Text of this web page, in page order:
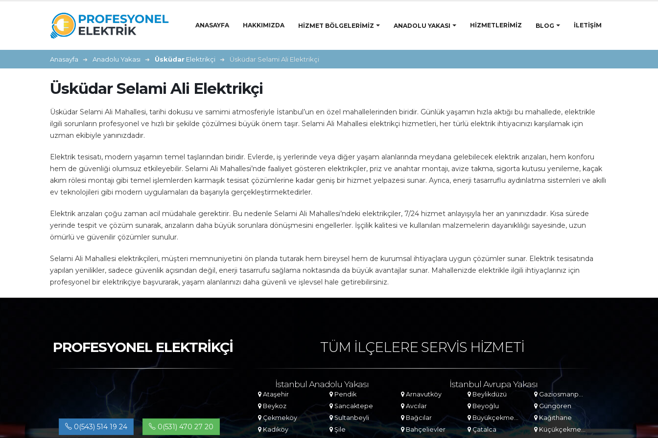
ANASAYFA HAKKIMIZDA HIZMET BÖLGELERIMIZ ANADOLU YAKASI HIZMETLERIMIZ BLOG İLETIŞIM
Anasayfa Anadolu Yakası Üsküdar Elektrikçi Üsküdar Selami Ali Elektrikçi
Üsküdar Selami Ali Elektrikçi
Üsküdar Selami Ali Mahallesi, tarihi dokusu ve samimi atmosferiyle İstanbul’un en özel mahallelerinden biridir. Günlük yaşamın hızla aktığı bu mahallede, elektrikle
ilgili sorunların profesyonel ve hızlı bir şekilde çözülmesi büyük önem taşır. Selami Ali Mahallesi elektrikçi hizmetleri, her türlü elektrik ihtiyacınızı karşılamak için
uzman ekibiyle yanınızdadır.
Elektrik tesisatı, modern yaşamın temel taşlarından biridir. Evlerde, iş yerlerinde veya diğer yaşam alanlarında meydana gelebilecek elektrik arızaları, hem konforu
hem de güvenliği olumsuz etkileyebilir. Selami Ali Mahallesi’nde faaliyet gösteren elektrikçiler, priz ve anahtar montajı, avize takma, sigorta kutusu yenileme, kaçak
akım rölesi montajı gibi temel işlemlerden karmaşık tesisat çözümlerine kadar geniş bir hizmet yelpazesi sunar. Ayrıca, enerji tasarruflu aydınlatma sistemleri ve akıllı
ev teknolojileri gibi modern uygulamaları da başarıyla gerçekleştirmektedirler.
Elektrik arızaları çoğu zaman acil müdahale gerektirir. Bu nedenle Selami Ali Mahallesi’ndeki elektrikçiler, 7/24 hizmet anlayışıyla her an yanınızdadır. Kısa sürede
yerinde tespit ve çözüm sunarak, arızaların daha büyük sorunlara dönüşmesini engellerler. İşçilik kalitesi ve kullanılan malzemelerin dayanıklılığı sayesinde, uzun
ömürlü ve güvenilir çözümler sunulur.
Selami Ali Mahallesi elektrikçileri, müşteri memnuniyetini ön planda tutarak hem bireysel hem de kurumsal ihtiyaçlara uygun çözümler sunar. Elektrik tesisatında
yapılan yenilikler, sadece güvenlik açısından değil, enerji tasarrufu sağlama noktasında da büyük avantajlar sunar. Mahallenizde elektrikle ilgili ihtiyaçlarınız için
profesyonel bir elektrikçiye başvurarak, yaşam alanlarınızı daha güvenli ve işlevsel hale getirebilirsiniz.
PROFESYONEL ELEKTRİKÇİ
0(543) 514 19 24 0(531) 470 27 20
TÜM İLÇELERE SERVİS HİZMETİ
İstanbul Anadolu Yakası
Ataşehir
Beykoz
Çekmeköy
Kadıköy
Pendik
Sancaktepe
Sultanbeyli
Şile
İstanbul Avrupa Yakası
Arnavutköy
Avcılar
Bağcılar
Bahçelievler
Beylikdüzü
Beyoğlu
Büyükçekmece
Çatalca
Gaziosmanpaşa
Güngören
Kağıthane
Küçükçekmece